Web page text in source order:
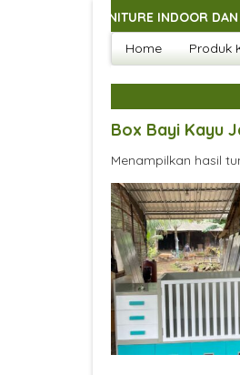
FURNITURE INDOOR DAN
FURNITURE INDOOR DAN
FURNITURE INDOOR DAN
FURNITURE INDOOR DAN
Home Produk
Box Bayi Kayu
Menampilkan hasil